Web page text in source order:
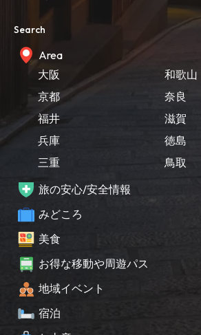
Search
Area
大阪
京都
福井
兵庫
三重
和歌山
奈良
滋賀
徳島
鳥取
旅の安心/安全情報
みどころ
美食
お得な移動や周遊パス
地域イベント
宿泊